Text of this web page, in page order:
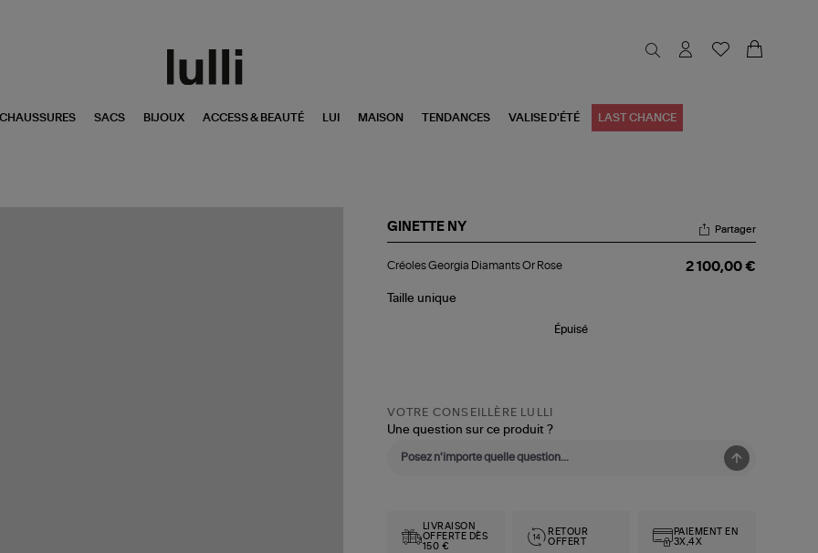
CHAUSSURES SACS BIJOUX ACCESS & BEAUTÉ LUI MAISON TENDANCES VALISE D'ÉTÉ LAST CHANCE
GINETTE NY
Georgia
Or
Partager
Créoles Georgia Diamants Or Rose 2 100,00 €
Taille unique
Épuisé
VOTRE CONSEILLÈRE LULLI
Une question sur ce produit ?
LIVRAISON
OFFERTE DÈS
150 €
RETOUR
OFFERT
PAIEMENT EN
3X,4X